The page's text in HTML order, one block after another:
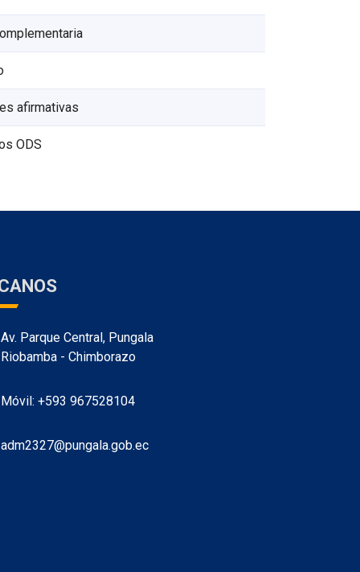
afirmativas
ODS
Av. Parque Central, Pungala
Riobamba - Chimborazo
Móvil: +593 967528104
adm2327@pungala.gob.ec